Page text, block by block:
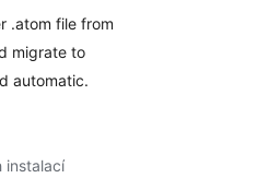
.atom file from
migrate to
automatic.
instalací